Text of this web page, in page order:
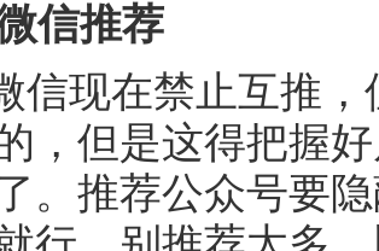
信推荐
信现在禁止互推
，但是这得把握
。推荐公众号要